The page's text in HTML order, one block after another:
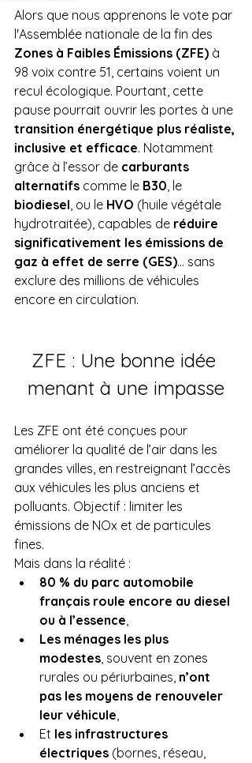
Alors que nous apprenons le vote par
l'Assemblée nationale de la fin des
Zones à Faibles Émissions (ZFE) à
98 voix contre 51, certains voient un
recul écologique. Pourtant, cette
pause pourrait ouvrir les portes à une
transition énergétique plus réaliste,
inclusive et efficace. Notamment
grâce à l’essor de carburants
alternatifs comme le B30, le
biodiesel, ou le HVO (huile végétale
hydrotraitée), capables de réduire
significativement les émissions de
gaz à effet de serre (GES)… sans
exclure des millions de véhicules
encore en circulation.
ZFE : Une bonne idée
menant à une impasse
Les ZFE ont été conçues pour
améliorer la qualité de l’air dans les
grandes villes, en restreignant l’accès
aux véhicules les plus anciens et
polluants. Objectif : limiter les
émissions de NOx et de particules
fines.
Mais dans la réalité :
80 % du parc automobile
français roule encore au diesel
ou à l’essence,
Les ménages les plus
modestes, souvent en zones
rurales ou périurbaines, n’ont
pas les moyens de renouveler
leur véhicule,
Et les infrastructures
électriques (bornes, réseau,